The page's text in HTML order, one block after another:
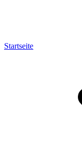
Startseite